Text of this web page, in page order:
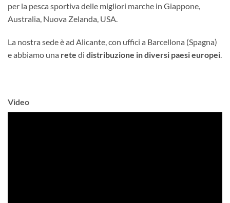
per la pesca sportiva delle migliori marche in Giappone,
Australia, Nuova Zelanda, USA.
La nostra sede è ad Alicante, con uffici a Barcellona (Spagna)
e abbiamo una rete di distribuzione in diversi paesi europei.
Video